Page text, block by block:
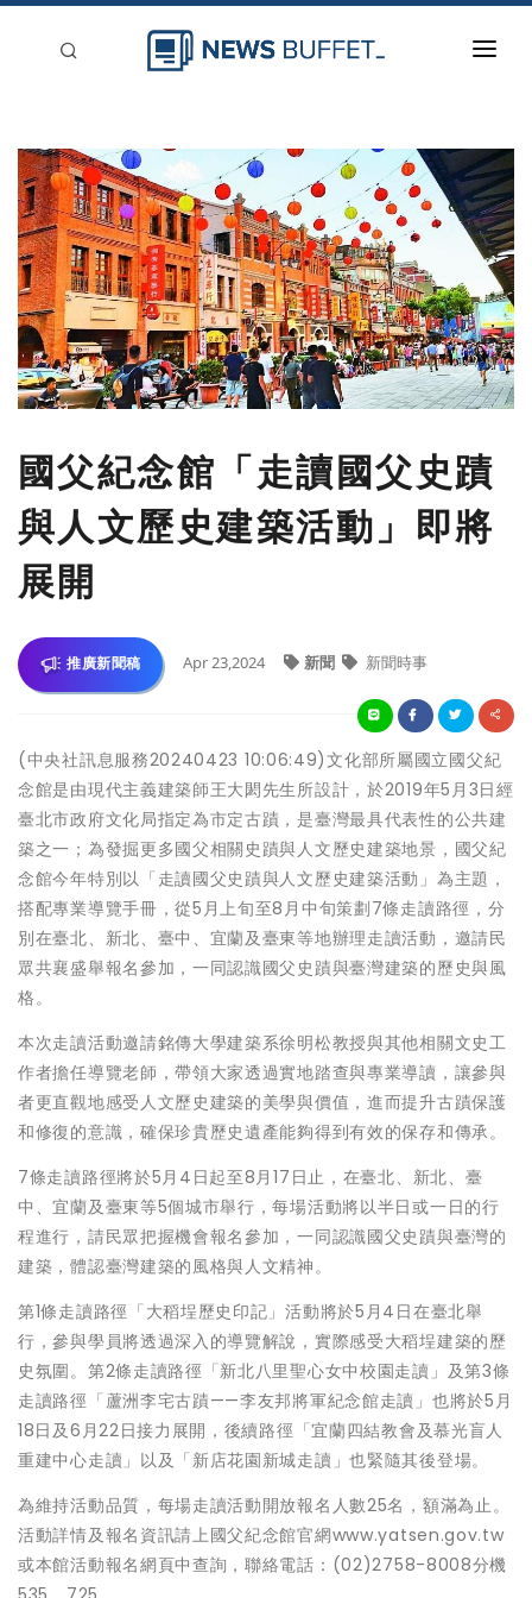
新聞稿分類
登入
刊登
國父紀念館「走讀國父史蹟
與人文歷史建築活動」即將
展開
推廣新聞稿 Apr 23,2024 新聞 新聞時事
(中央社訊息服務20240423 10:06:49)文化部所屬國立國父紀
念館是由現代主義建築師王大閎先生所設計，於2019年5月3日經
臺北市政府文化局指定為市定古蹟，是臺灣最具代表性的公共建
築之一；為發掘更多國父相關史蹟與人文歷史建築地景，國父紀
念館今年特別以「走讀國父史蹟與人文歷史建築活動」為主題，
搭配專業導覽手冊，從5月上旬至8月中旬策劃7條走讀路徑，分
別在臺北、新北、臺中、宜蘭及臺東等地辦理走讀活動，邀請民
眾共襄盛舉報名參加，一同認識國父史蹟與臺灣建築的歷史與風
格。
本次走讀活動邀請銘傳大學建築系徐明松教授與其他相關文史工
作者擔任導覽老師，帶領大家透過實地踏查與專業導讀，讓參與
者更直觀地感受人文歷史建築的美學與價值，進而提升古蹟保護
和修復的意識，確保珍貴歷史遺產能夠得到有效的保存和傳承。
7條走讀路徑將於5月4日起至8月17日止，在臺北、新北、臺
中、宜蘭及臺東等5個城市舉行，每場活動將以半日或一日的行
程進行，請民眾把握機會報名參加，一同認識國父史蹟與臺灣的
建築，體認臺灣建築的風格與人文精神。
第1條走讀路徑「大稻埕歷史印記」活動將於5月4日在臺北舉
行，參與學員將透過深入的導覽解說，實際感受大稻埕建築的歷
史氛圍。第2條走讀路徑「新北八里聖心女中校園走讀」及第3條
走讀路徑「蘆洲李宅古蹟——李友邦將軍紀念館走讀」也將於5月
18日及6月22日接力展開，後續路徑「宜蘭四結教會及慕光盲人
重建中心走讀」以及「新店花園新城走讀」也緊隨其後登場。
為維持活動品質，每場走讀活動開放報名人數25名，額滿為止。
活動詳情及報名資訊請上國父紀念館官網www.yatsen.gov.tw
或本館活動報名網頁中查詢，聯絡電話：(02)2758-8008分機